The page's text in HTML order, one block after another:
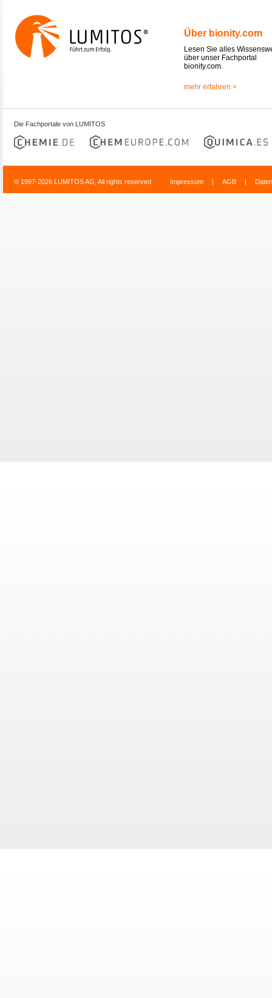
Über bionity.com
Lesen Sie alles
über unser Fachportal
bionity.com.
mehr erfahren >
Die Fachportale von LUMITOS
© 1997-2026 LUMITOS AG, All rights reserved Impressum | AGB |